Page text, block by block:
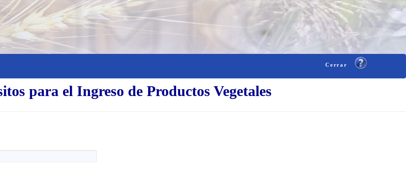
Cerrar
para el Ingreso de Productos Vegetales